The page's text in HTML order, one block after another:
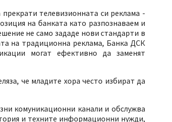
телевизионната си реклама -
на банката като разпознаваем и
не само зададе нови стандарти в
на традиционна реклама, Банка ДСК
могат ефективно да заменят
че младите хора често избират да
комуникационни канали и обслужва
и техните информационни нужди,